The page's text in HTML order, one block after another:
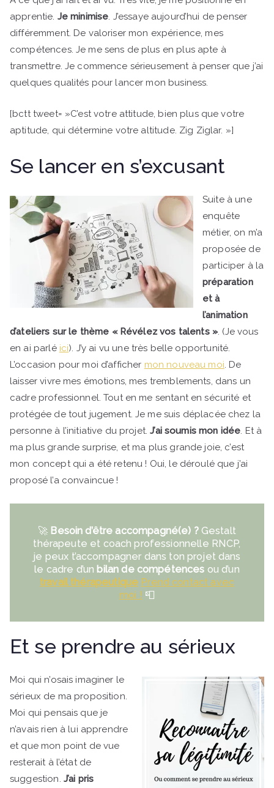
apprentie. Je minimise. J’essaye aujourd’hui de penser
différemment. De valoriser mon expérience, mes
compétences. Je me sens de plus en plus apte à
transmettre. Je commence sérieusement à penser que j’ai
quelques qualités pour lancer mon business.
[bctt tweet= »C’est votre attitude, bien plus que votre
aptitude, qui détermine votre altitude. Zig Ziglar. »]
Se lancer en s’excusant
Suite à une
enquête
métier, on m’a
proposée de
participer à la
préparation
et à
l’animation
d’ateliers sur le thème « Révélez vos talents ». (Je vous
en ai parlé ici). J’y ai vu une très belle opportunité.
L’occasion pour moi d’afficher mon nouveau moi. De
laisser vivre mes émotions, mes tremblements, dans un
cadre professionnel. Tout en me sentant en sécurité et
protégée de tout jugement. Je me suis déplacée chez la
personne à l’initiative du projet.J’ai soumis mon idée. Et à
ma plus grande surprise, et ma plus grande joie, c’est
mon concept qui a été retenu ! Oui, le déroulé que j’ai
proposé l’a convaincue !
🚀 Besoin d’être accompagné(e) ?Gestalt
thérapeute et coach professionnelle RNCP,
je peux t’accompagner dans ton projet dans
le cadre d’un bilan de compétences ou d’un
travail thérapeutique Prend contact avec
moi ! 📮
Et se prendre au sérieux
Moi qui n’osais imaginer le
sérieux de ma proposition.
Moi qui pensais que je
n’avais rien à lui apprendre
et que mon point de vue
resterait à l’état de
suggestion. J’ai pris